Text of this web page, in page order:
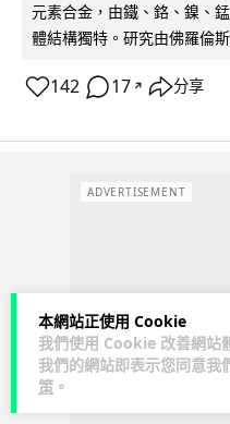
本網站正使用 Cookie
我們使用 Cookie 改善網站
我們的網站即表示您同意我
策 。
元素合金，由鐵、鉻、鎳、
體結構獨特。研究由佛羅倫
142 17 ↗ 分享
ADVERTISEMENT